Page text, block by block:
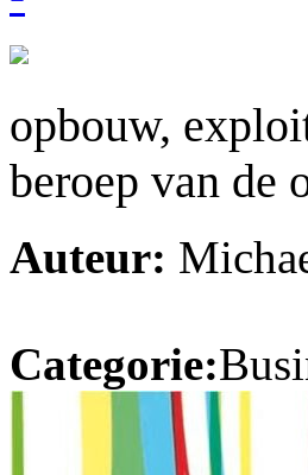
opbouw,
beroep van de
Auteur:
Categorie: